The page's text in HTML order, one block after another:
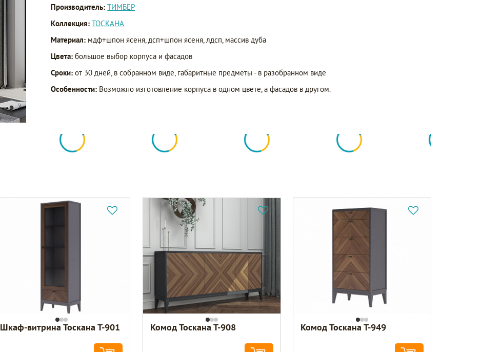
Производитель: ТИМБЕР
Коллекция:ТОСКАНА
Материал: мдф+шпон ясеня, дсп+шпон ясеня, лдсп, массив дуба
Цвета: большое выбор корпуса и фасадов
Сроки: от 30 дней, в собранном виде, габаритные предметы - в разобранном виде
Особенности: Возможно изготовление корпуса в одном цвете, а фасадов в другом.
Шкаф-витрина Тоскана Т-901 Комод Тоскана Т-908 Комод Тоскана Т-949